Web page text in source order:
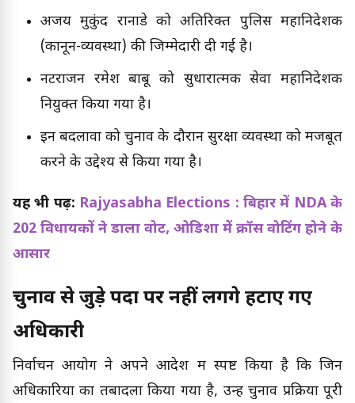
अजय मुकुंद रानाडे को अतिरिक्त पुलिस महानिदेशक
(कानून-व्यवस्था) की जिम्मेदारी दी गई है।
नटराजन रमेश बाबू को सुधारात्मक सेवा महानिदेशक
नियुक्त किया गया है।
इन बदलावों को चुनाव के दौरान सुरक्षा व्यवस्था को मजबूत
करने के उद्देश्य से किया गया है।
यह भी पढ़ें: Rajyasabha Elections : बिहार में NDA के
202 विधायकों ने डाला वोट, ओडिशा में क्रॉस वोटिंग होने के
आसार
चुनाव से जुड़े पदों पर नहीं लगेंगे हटाए गए
अधिकारी
निर्वाचन आयोग ने अपने आदेश में स्पष्ट किया है कि जिन
अधिकारियों का तबादला किया गया है, उन्हें चुनाव प्रक्रिया पूरी